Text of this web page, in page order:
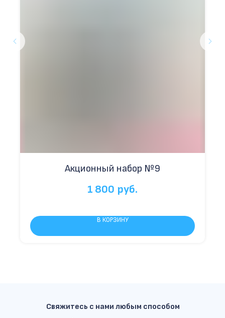
Акционный набор №9
1 800 руб.
В КОРЗИНУ
Свяжитесь с нами любым способом